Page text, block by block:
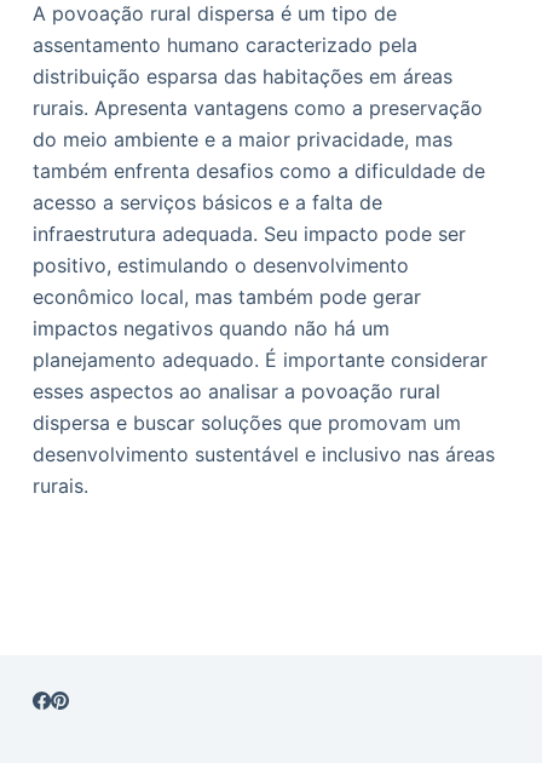
A povoação rural dispersa é um tipo de
assentamento humano caracterizado pela
distribuição esparsa das habitações em áreas
rurais. Apresenta vantagens como a preservação
do meio ambiente e a maior privacidade, mas
também enfrenta desafios como a dificuldade de
acesso a serviços básicos e a falta de
infraestrutura adequada. Seu impacto pode ser
positivo, estimulando o desenvolvimento
econômico local, mas também pode gerar
impactos negativos quando não há um
planejamento adequado. É importante considerar
esses aspectos ao analisar a povoação rural
dispersa e buscar soluções que promovam um
desenvolvimento sustentável e inclusivo nas áreas
rurais.